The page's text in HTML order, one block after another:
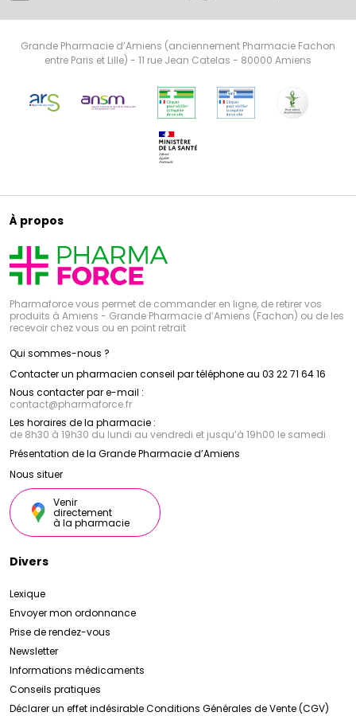
Grande Pharmacie d’Amiens (anciennement Pharmacie Fachon
entre Paris et Lille) - 11 rue Jean Catelas - 80000 Amiens
À propos
Pharmaforce vous permet de commander en ligne, de retirer vos
produits à Amiens - Grande Pharmacie d’Amiens (Fachon) ou de les
recevoir chez vous ou en point retrait
Qui sommes-nous ?
Contacter un pharmacien conseil par téléphone au 03 22 71 64 16
Nous contacter par e-mail :
contact@pharmaforce.fr
Les horaires de la pharmacie :
de 8h30 à 19h30 du lundi au vendredi et jusqu’à 19h00 le samedi
Présentation de la Grande Pharmacie d’Amiens
Nous situer
Venir
directement
à la pharmacie
Divers
Lexique
Envoyer mon ordonnance
Prise de rendez-vous
Newsletter
Informations médicaments
Conseils pratiques
Déclarer un effet indésirableConditions Générales de Vente (CGV)